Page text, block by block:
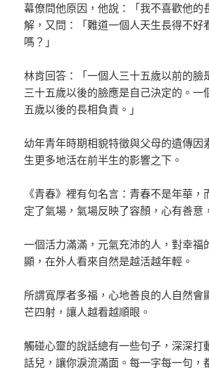
幕僚問他原因，他說：「我不喜歡他的
解，又問：「難道一個人天生長得不好
嗎？」
林肯回答：「一個人三十五歲以前的臉
三十五歲以後的臉應是自己決定的。一
五歲以後的長相負責。」
幼年青年時期相貌特徵與父母的遺傳因
生更多地活在前半生的影響之下。
《青春》裡有句名言：青春不是年華
定了氣場，氣場反映了容顏，心有善意
一個活力滿滿，元氣充沛的人，對幸福
顯，在外人看來自然是越活越年輕。
所謂寬厚者多福，心地善良的人自然會
芒四射，讓人越看越順眼。
觸碰心靈的說話總有一些句子，深深打
話兒，讓你淚流滿面。每一字每一句，